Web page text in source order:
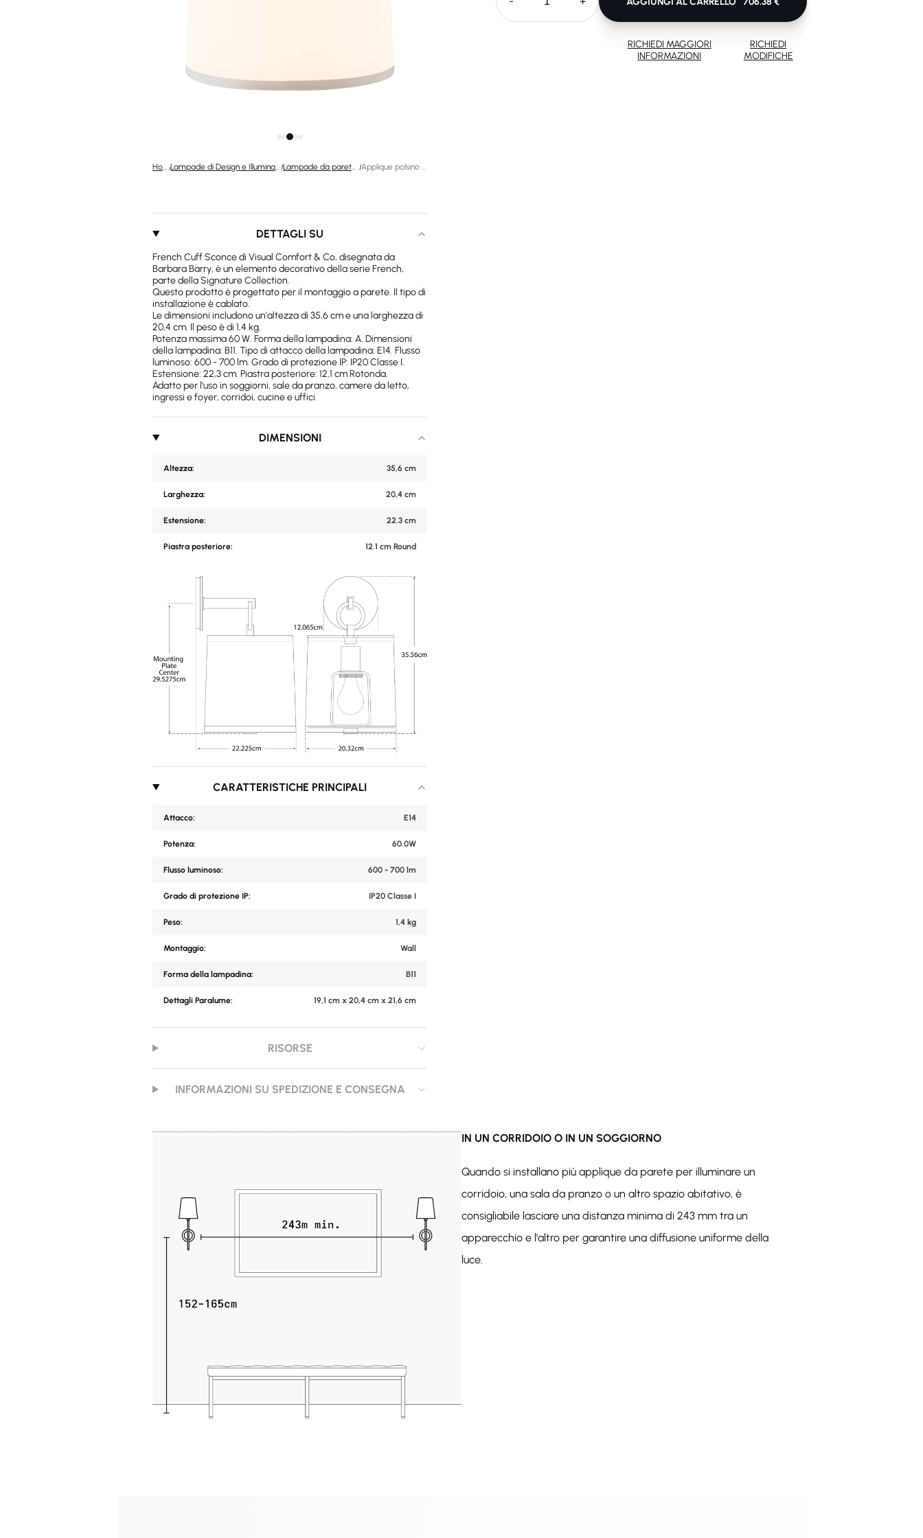
Home / Lampade di Design e Illuminazione di Lusso / Lampade da parete di design / Applique polsino francese
DETTAGLI SU
French Cuff Sconce di Visual Comfort & Co, disegnata da
Barbara Barry, è un elemento decorativo della serie French,
parte della Signature Collection.
Questo prodotto è progettato per il montaggio a parete. Il tipo di
installazione è cablato.
Le dimensioni includono un'altezza di 35,6 cm e una larghezza di
20,4 cm. Il peso è di 1,4 kg.
Potenza massima 60 W. Forma della lampadina: A. Dimensioni
della lampadina: B11. Tipo di attacco della lampadina: E14. Flusso
luminoso: 600 - 700 lm. Grado di protezione IP: IP20 Classe I.
Estensione: 22,3 cm. Piastra posteriore: 12,1 cm Rotonda.
Adatto per l'uso in soggiorni, sale da pranzo, camere da letto,
ingressi e foyer, corridoi, cucine e uffici.
DIMENSIONI
Altezza: 35,6 cm
Larghezza: 20,4 cm
Estensione: 22.3 cm
Piastra posteriore: 12.1 cm Round
CARATTERISTICHE PRINCIPALI
Attacco: E14
Potenza: 60.0W
Flusso luminoso: 600 - 700 lm
Grado di protezione IP: IP20 Classe I
Peso: 1,4 kg
Montaggio: Wall
Forma della lampadina: B11
Dettagli Paralume: 19,1 cm x 20,4 cm x 21,6 cm
RISORSE
INFORMAZIONI SU SPEDIZIONE E CONSEGNA
RICHIEDI MAGGIORI
INFORMAZIONI
RICHIEDI
MODIFICHE
IN UN CORRIDOIO O IN UN SOGGIORNO
Quando si installano più applique da parete per illuminare un
corridoio, una sala da pranzo o un altro spazio abitativo, è
consigliabile lasciare una distanza minima di 243 mm tra un
apparecchio e l'altro per garantire una diffusione uniforme della
luce.